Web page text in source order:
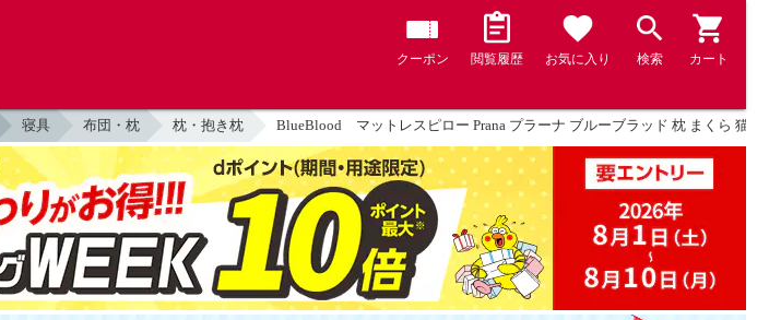
クーポン 閲覧履歴 お気に入り 検索 カート
寝具 布団・枕 枕・抱き枕 BlueBlood マットレスピロー Prana プラーナ ブルーブラッド 枕 まくら 猫背